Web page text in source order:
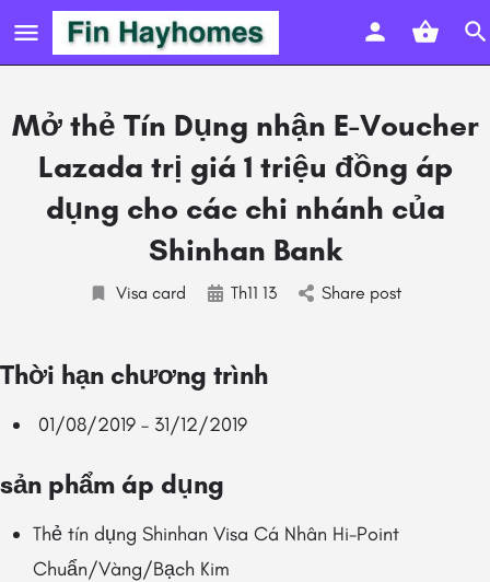
Mở thẻ Tín Dụng nhận E-Voucher
Lazada trị giá 1 triệu đồng áp
dụng cho các chi nhánh của
Shinhan Bank
Visa card Th11 13 Share post
Thời hạn chương trình
01/08/2019 – 31/12/2019
sản phẩm áp dụng
Thẻ tín dụng Shinhan Visa Cá Nhân Hi-Point
Chuẩn/Vàng/Bạch Kim